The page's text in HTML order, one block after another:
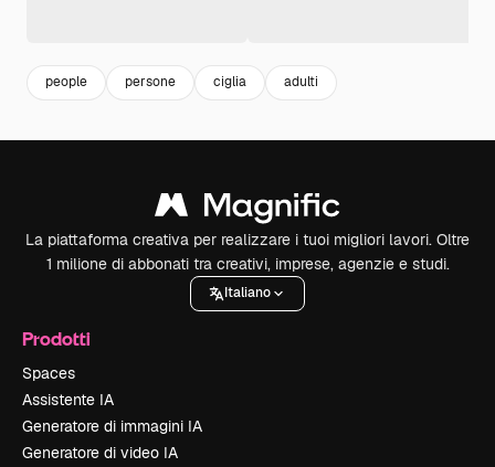
people persone ciglia adulti
La piattaforma creativa per realizzare i tuoi migliori lavori. Oltre
1 milione di abbonati tra creativi, imprese, agenzie e studi.
Italiano
Prodotti
Spaces
Assistente IA
Generatore di immagini IA
Generatore di video IA